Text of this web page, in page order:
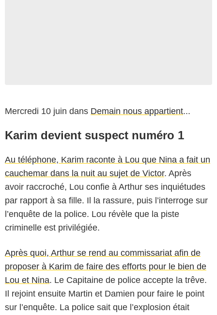
Mercredi 10 juin dans Demain nous appartient...
Karim devient suspect numéro 1
Au téléphone, Karim raconte à Lou que Nina a fait un
cauchemar dans la nuit au sujet de Victor. Après
avoir raccroché, Lou confie à Arthur ses inquiétudes
par rapport à sa fille. Il la rassure, puis l’interroge sur
l’enquête de la police. Lou révèle que la piste
criminelle est privilégiée.
Après quoi, Arthur se rend au commissariat afin de
proposer à Karim de faire des efforts pour le bien de
Lou et Nina. Le Capitaine de police accepte la trêve.
Il rejoint ensuite Martin et Damien pour faire le point
sur l’enquête. La police sait que l’explosion était